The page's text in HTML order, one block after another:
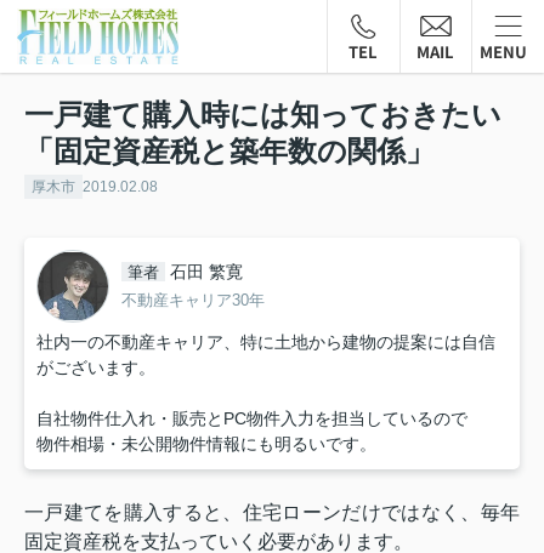
TEL MAIL MENU
一戸建て購入時には知っておきたい
「固定資産税と築年数の関係」
厚木市 2019.02.08
筆者 石田 繁寛
不動産キャリア30年
社内一の不動産キャリア、特に土地から建物の提案には自信
がございます。
自社物件仕入れ・販売とPC物件入力を担当しているので
物件相場・未公開物件情報にも明るいです。
一戸建てを購入すると、住宅ローンだけではなく、毎年
固定資産税を支払っていく必要があります。